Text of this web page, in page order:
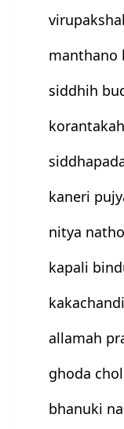
manthano
siddhih
kaneri
nitya
kapali
allamah
ghoda
bhanuki